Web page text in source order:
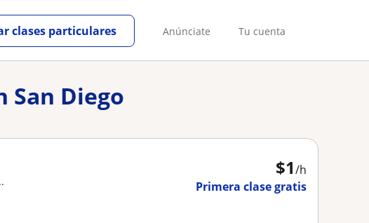
Anúnciate Tu cuenta
clases particulares
Diego
$1/h
Primera clase gratis